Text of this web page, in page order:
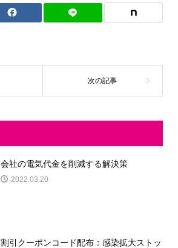
会社の電気代金を削減する解決策
2022.03.20
割引クーポンコード配布：感染拡大ストッ